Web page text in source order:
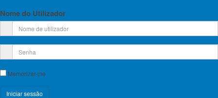
Nome do Utilizador
Memorizar-me
Convocatória AG 62ª